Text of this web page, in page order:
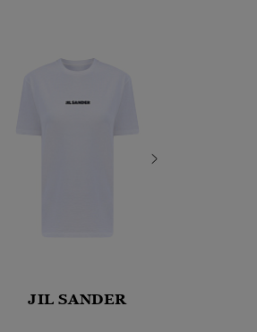
JIL SANDER